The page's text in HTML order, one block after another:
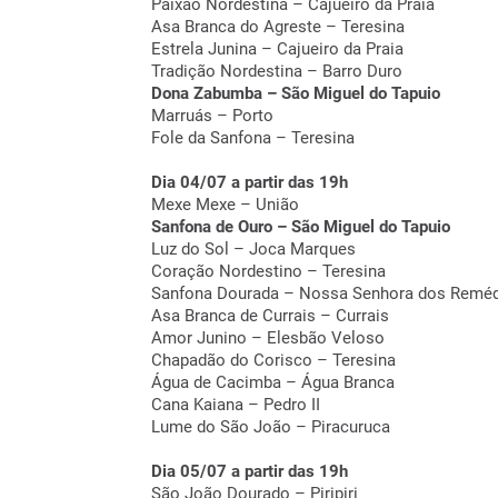
Paixão Nordestina – Cajueiro da Praia
Asa Branca do Agreste – Teresina
Estrela Junina – Cajueiro da Praia
Tradição Nordestina – Barro Duro
Dona Zabumba – São Miguel do Tapuio
Marruás – Porto
Fole da Sanfona – Teresina
Dia 04/07 a partir das 19h
Mexe Mexe – União
Sanfona de Ouro – São Miguel do Tapuio
Luz do Sol – Joca Marques
Coração Nordestino – Teresina
Sanfona Dourada – Nossa Senhora dos
Asa Branca de Currais – Currais
Amor Junino – Elesbão Veloso
Chapadão do Corisco – Teresina
Água de Cacimba – Água Branca
Cana Kaiana – Pedro II
Lume do São João – Piracuruca
Dia 05/07 a partir das 19h
São João Dourado – Piripiri